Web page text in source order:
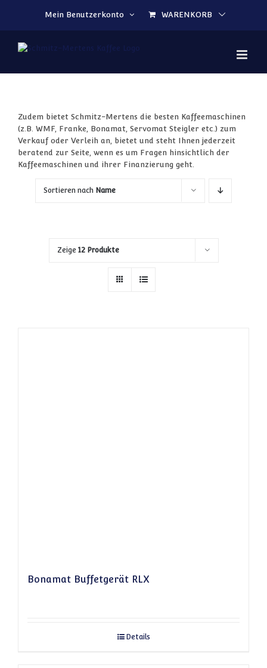
Mein Benutzerkonto
WARENKORB
Zudem bietet Schmitz-Mertens die besten Kaffeemaschinen
(z.B. WMF, Franke, Bonamat, Servomat Steigler etc.) zum
Verkauf oder Verleih an, bietet und steht Ihnen jederzeit
beratend zur Seite, wenn es um Fragen hinsichtlich der
Kaffeemaschinen und ihrer Finanzierung geht.
Sortieren nach Name
Zeige 12 Produkte
Bonamat Buffetgerät RLX
Details